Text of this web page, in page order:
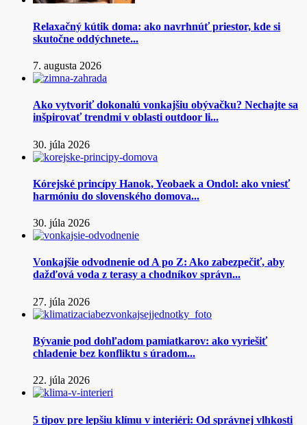
Relaxačný kútik doma: ako navrhnúť priestor, kde si
skutočne oddýchnete...
7. augusta 2026
Ako vytvoriť dokonalú vonkajšiu obývačku? Nechajte sa
inšpirovať trendmi v oblasti outdoor li...
30. júla 2026
Kórejské princípy Hanok, Yeobaek a Ondol: ako vniesť
harmóniu do slovenského domova...
30. júla 2026
Vonkajšie odvodnenie od A po Z: Ako zabezpečiť, aby
dažďová voda z terasy a chodníkov správn...
27. júla 2026
Bývanie pod dohľadom pamiatkarov: ako vyriešiť
chladenie bez konfliktu s úradom...
22. júla 2026
5 tipov pre lepšiu klímu v interiéri: Od správnej vlhkosti